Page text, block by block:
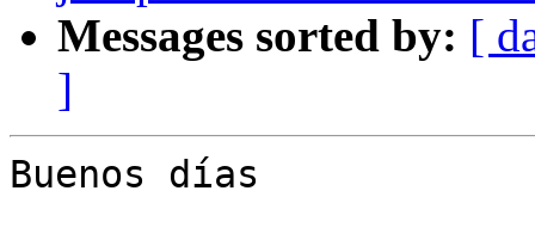
Messages sorted by: [
]
Buenos días